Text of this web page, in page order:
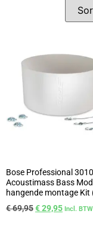
Bose Professional
Acoustimass Bass
hangende montage Kit
€69,95€29,95 Incl. BTW